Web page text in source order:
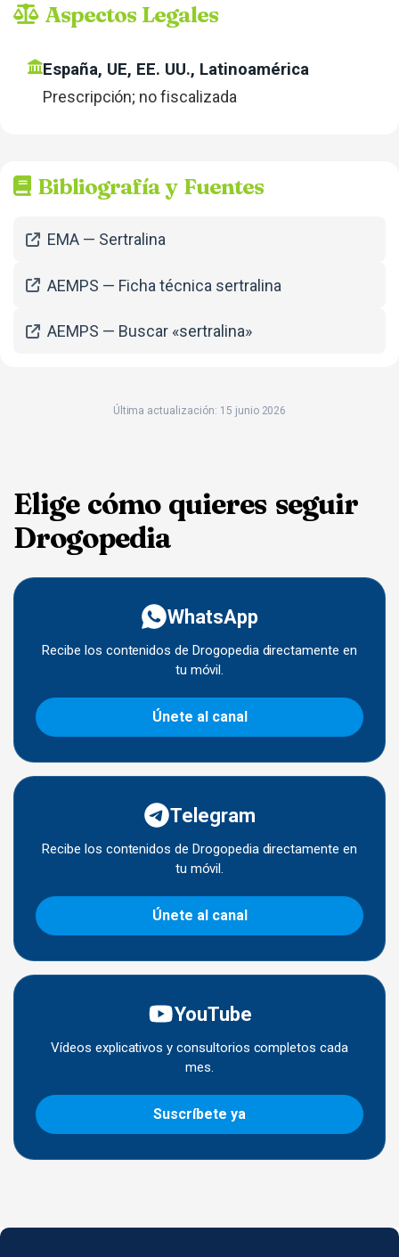
Aspectos Legales
España, UE, EE. UU., Latinoamérica
Prescripción; no fiscalizada
Bibliografía y Fuentes
EMA — Sertralina
AEMPS — Ficha técnica sertralina
AEMPS — Buscar «sertralina»
Última actualización: 15 junio 2026
Elige cómo quieres seguir
Drogopedia
WhatsApp
Recibe los contenidos de Drogopedia directamente en
tu móvil.
Únete al canal
Telegram
Recibe los contenidos de Drogopedia directamente en
tu móvil.
Únete al canal
YouTube
Vídeos explicativos y consultorios completos cada
mes.
Suscríbete ya